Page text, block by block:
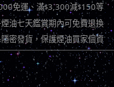
免運、滿$3,300減$150等
油七天鑑賞期內可免費退換
密發貨，保護煙油買家個資